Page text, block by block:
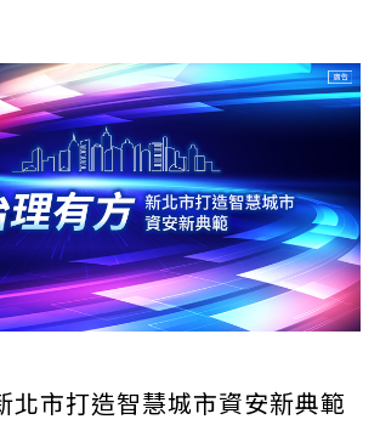
北市打造智慧城市資安新典範